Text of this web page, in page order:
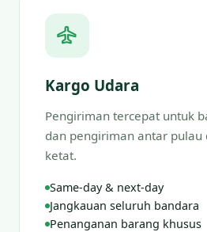
Kargo Udara
Pengiriman tercepat untuk
dan pengiriman antar pulau
ketat.
Same-day & next-day
Jangkauan seluruh bandara
Penanganan barang khusus